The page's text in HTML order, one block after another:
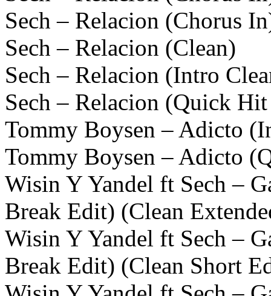
Sech – Relacion (Chorus
Sech – Relacion (Clean)
Sech – Relacion (Intro
Sech – Relacion (Quick
Tommy Boysen – Adicto
Tommy Boysen – Adicto
Wisin Y Yandel ft Sech –
Break Edit) (Clean
Wisin Y Yandel ft Sech –
Break Edit) (Clean Short